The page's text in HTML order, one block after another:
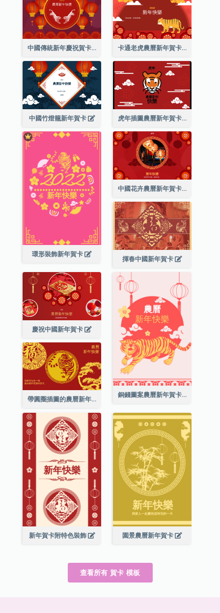
中國傳統新年慶祝賀卡 卡通老虎農曆新年賀卡
中國竹燈籠新年賀卡 虎年插圖農曆新年賀卡
環形裝飾新年賀卡
中國花卉農曆新年賀卡
揮春中國新年賀卡
慶祝中國新年賀卡
銅錢圖案農曆新年賀卡
帶圓圈插圖的農曆新年快樂賀卡
新年賀卡附特色裝飾 園景農曆新年賀卡
查看所有 賀卡 模板